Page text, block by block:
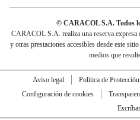
© CARACOL S.A. Todos
CARACOL S.A. realiza una reserva expresa
y otras prestaciones accesibles desde este
medios que
Aviso legal Política de
Configuración de cookies